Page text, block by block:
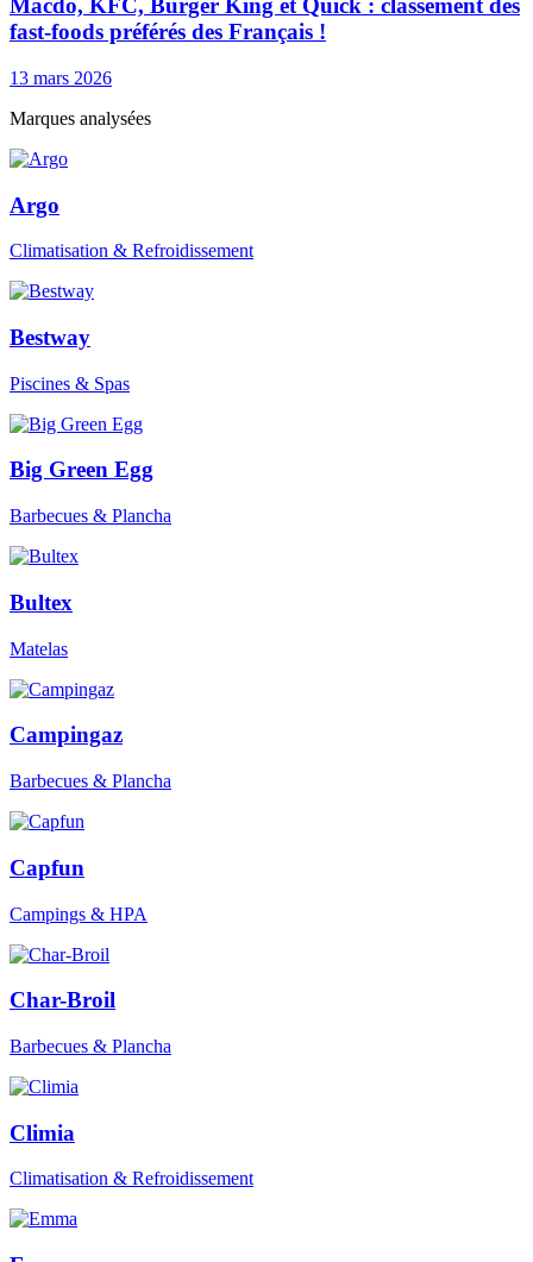
Macdo, KFC, Burger King et Quick : classement des
fast-foods préférés des Français !
13 mars 2026
Marques analysées
Argo
Climatisation & Refroidissement
Bestway
Piscines & Spas
Big Green Egg
Barbecues & Plancha
Bultex
Matelas
Campingaz
Barbecues & Plancha
Capfun
Campings & HPA
Char-Broil
Barbecues & Plancha
Climia
Climatisation & Refroidissement